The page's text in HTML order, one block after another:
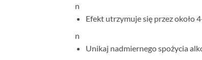
n
Efekt utrzymuje się przez około
n
Unikaj nadmiernego spożycia